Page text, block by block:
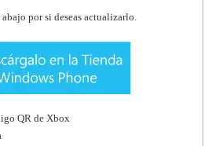
por si deseas actualizarlo.